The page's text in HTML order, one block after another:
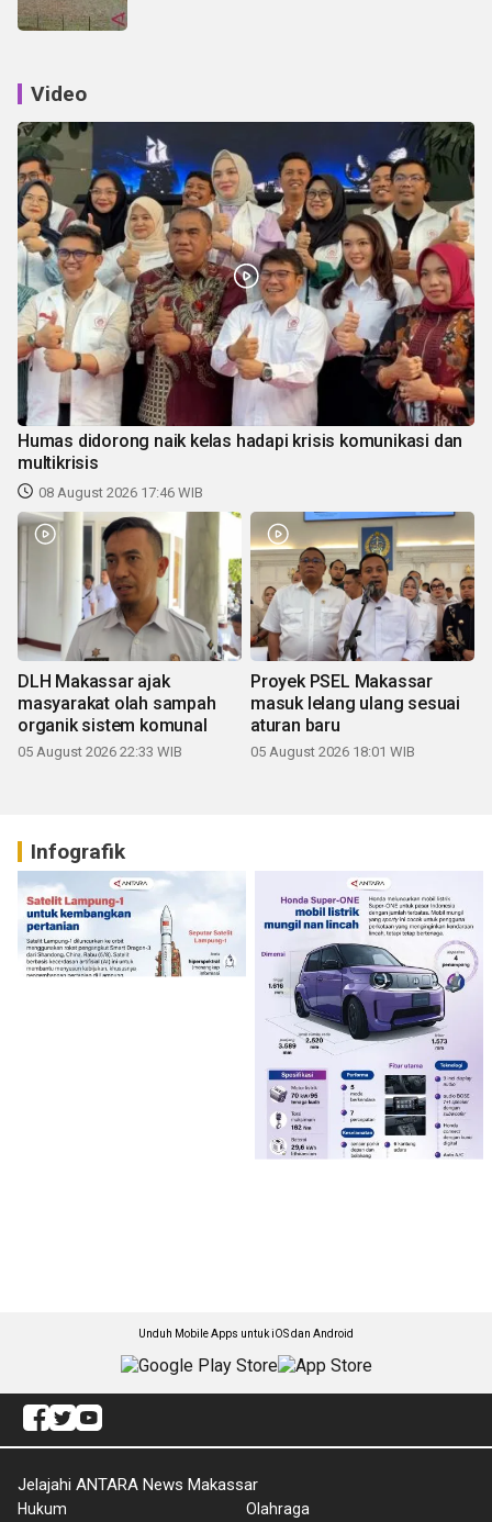
Video
Humas didorong naik kelas hadapi krisis komunikasi dan
multikrisis
08 August 2026 17:46 WIB
DLH Makassar ajak
masyarakat olah sampah
organik sistem komunal
05 August 2026 22:33 WIB
Proyek PSEL Makassar
masuk lelang ulang sesuai
aturan baru
05 August 2026 18:01 WIB
Infografik
Unduh Mobile Apps untuk iOS dan Android
Jelajahi ANTARA News Makassar
Hukum Olahraga